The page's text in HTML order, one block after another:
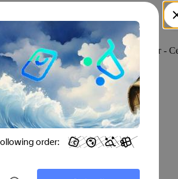
- Земельный юрист - Жилищный юрист -